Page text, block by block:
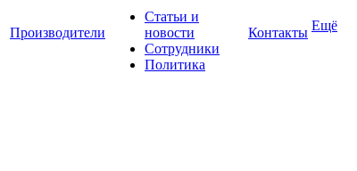
Производители
Статьи и
новости
Сотрудники
Политика
Контакты Ещё